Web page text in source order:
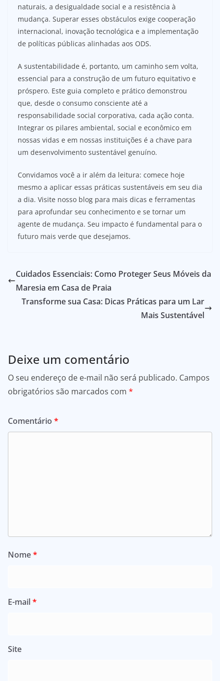
naturais, a desigualdade social e a resistência à
mudança. Superar esses obstáculos exige cooperação
internacional, inovação tecnológica e a implementação
de políticas públicas alinhadas aos ODS.
A sustentabilidade é, portanto, um caminho sem volta,
essencial para a construção de um futuro equitativo e
próspero. Este guia completo e prático demonstrou
que, desde o consumo consciente até a
responsabilidade social corporativa, cada ação conta.
Integrar os pilares ambiental, social e econômico em
nossas vidas e em nossas instituições é a chave para
um desenvolvimento sustentável genuíno.
Convidamos você a ir além da leitura: comece hoje
mesmo a aplicar essas práticas sustentáveis em seu dia
a dia. Visite nosso blog para mais dicas e ferramentas
para aprofundar seu conhecimento e se tornar um
agente de mudança. Seu impacto é fundamental para o
futuro mais verde que desejamos.
Cuidados Essenciais: Como Proteger Seus Móveis da
Maresia em Casa de Praia
Transforme sua Casa: Dicas Práticas para um Lar
Mais Sustentável
Deixe um comentário
O seu endereço de e-mail não será publicado. Campos
obrigatórios são marcados com *
Comentário *
Nome*
E-mail*
Site